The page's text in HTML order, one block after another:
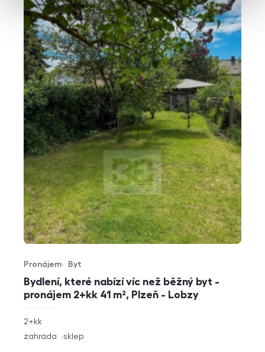
Bydlení, které nabízí víc než běžný byt -
pronájem 2+kk 41 m², Plzeň - Lobzy
Typ nabídky
Pronájem
Typ nemovitosti
Byt
rozměry
2+kk
funkce
zahrada sklep